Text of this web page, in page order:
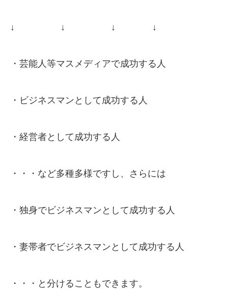
↓ ↓ ↓ ↓
・芸能人等マスメディアで成功する人
・ビジネスマンとして成功する人
・経営者として成功する人
・・・など多種多様ですし、さらには
・独身でビジネスマンとして成功する人
・妻帯者でビジネスマンとして成功する人
・・・と分けることもできます。